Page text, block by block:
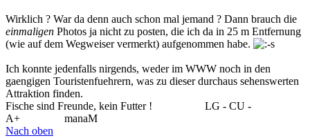
Wirklich ? War da denn auch schon mal jemand ? Dann brauch die
einmaligen Photos ja nicht zu posten, die ich da in 25 m Entfernung
(wie auf dem Wegweiser vermerkt) aufgenommen habe.
Ich konnte jedenfalls nirgends, weder im WWW noch in den
gaengigen Touristenfuehrern, was zu dieser durchaus sehenswerten
Attraktion finden.
Fische sind Freunde, kein Futter !
LG - CU -
A+
manaM
Nach oben